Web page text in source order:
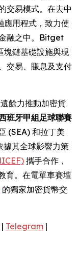
交易模式。在去中
應用程式，致力使
融之中。Bitget
鏈基礎設施與現
交易、賺息及支付
餘力推動加密貨
班牙甲組足球聯賽
(SEA) 和拉丁美
據其全球影響力策
攜手合作，
育。在電單車賽壇
的獨家加密貨幣交
| Telegram |